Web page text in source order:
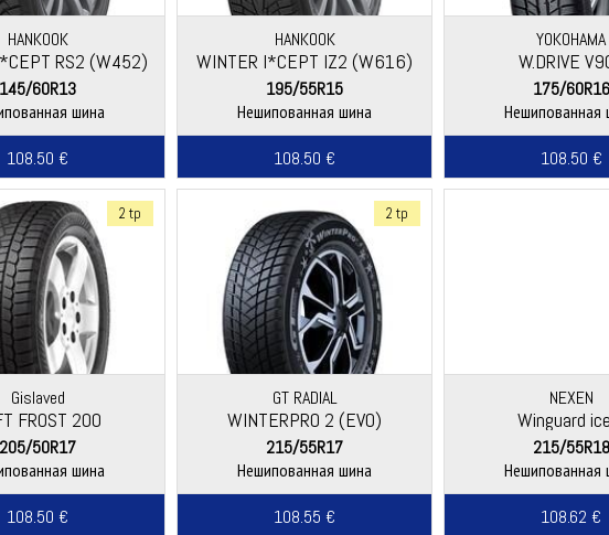
HANKOOK
RS2 (W452)
145/60R13
шина
108.50 €
HANKOOK
WINTER I*CEPT IZ2 (W616)
195/55R15
Нешипованная шина
108.50 €
YOKOHAMA
W.DRIVE
175/60R16
Нешипованная
108.50 €
2 tp
Gislaved
FROST 200
205/50R17
шина
108.50 €
2 tp
GT RADIAL
WINTERPRO 2 (EVO)
215/55R17
Нешипованная шина
108.55 €
NEXEN
Winguard
215/55R18
Нешипованная
108.62 €